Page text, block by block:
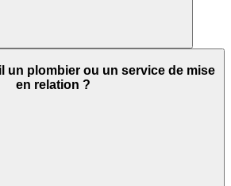
un plombier ou un service de mise
en relation ?